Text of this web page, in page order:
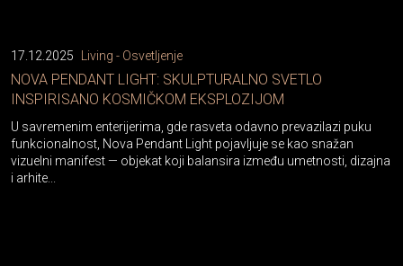
17.12.2025 Living - Osvetljenje
NOVA PENDANT LIGHT: SKULPTURALNO SVETLO
INSPIRISANO KOSMIČKOM EKSPLOZIJOM
U savremenim enterijerima, gde rasveta odavno prevazilazi puku
funkcionalnost, Nova Pendant Light pojavljuje se kao snažan
vizuelni manifest — objekat koji balansira između umetnosti, dizajna
i arhite...